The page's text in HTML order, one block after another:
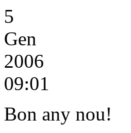
5
Gen
2006
09:01
Bon any nou!